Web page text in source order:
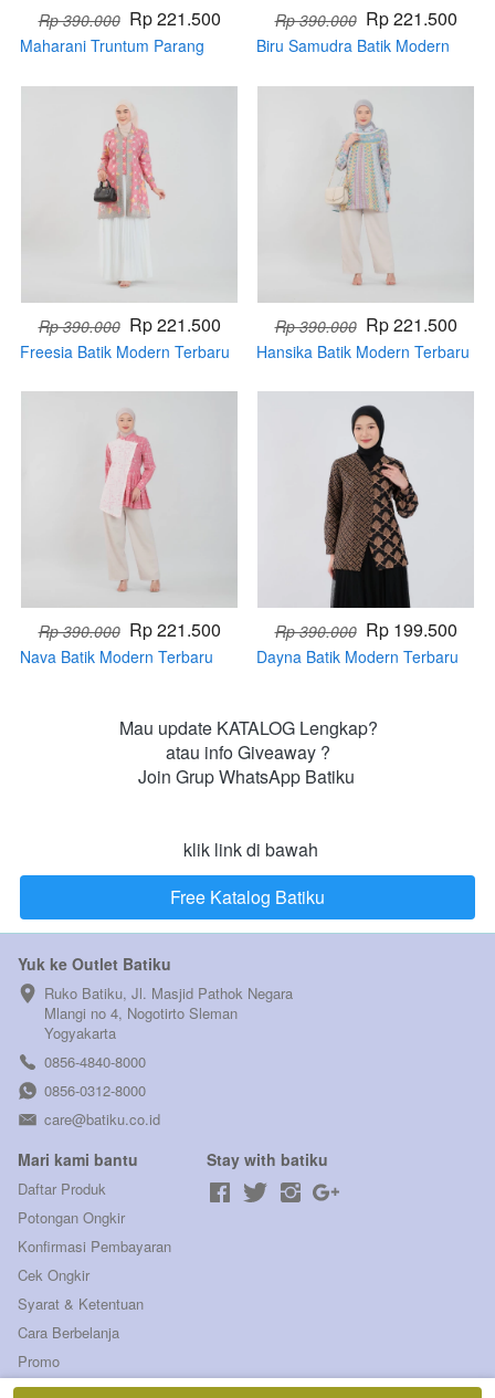
Rp 390.000 Rp 221.500
Maharani Truntum Parang
(Handmade)
Rp 390.000 Rp 221.500
Biru Samudra Batik Modern
Rp 390.000 Rp 221.500
Freesia Batik Modern Terbaru
Rp 390.000 Rp 221.500
Hansika Batik Modern Terbaru
Rp 390.000 Rp 221.500
Nava Batik Modern Terbaru
Rp 390.000 Rp 199.500
Dayna Batik Modern Terbaru
Mau update KATALOG Lengkap?
atau info Giveaway ?
Join Grup WhatsApp Batiku
klik link di bawah
`Free Katalog Batiku
Yuk ke Outlet Batiku
Ruko Batiku, Jl. Masjid Pathok Negara
Mlangi no 4, Nogotirto Sleman
Yogyakarta
0856-4840-8000
0856-0312-8000
care@batiku.co.id
Mari kami bantu
Daftar Produk
Potongan Ongkir
Konfirmasi Pembayaran
Cek Ongkir
Syarat & Ketentuan
Cara Berbelanja
Promo
Keranjang belanja
Stay with batiku